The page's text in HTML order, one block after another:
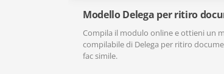
Modello Delega per ritiro
Compila il modulo online e ottieni un
compilabile di Delega per ritiro
fac simile.